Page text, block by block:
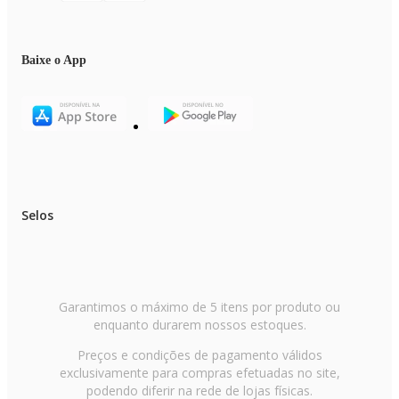
Baixe o App
Selos
Garantimos o máximo de 5 itens por produto ou
enquanto durarem nossos estoques.
Preços e condições de pagamento válidos
exclusivamente para compras efetuadas no site,
podendo diferir na rede de lojas físicas.